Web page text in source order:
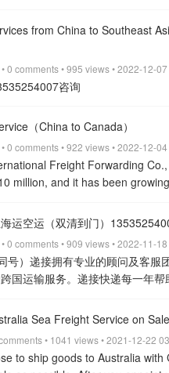
us for further information. you
choosing our services.
from China to Southeast
0 comments • 995 views • 2022-12-
咨询
（China to Canada）
0 comments • 922 views • 2022-12-
Freight Forwarding
million, and it has been
can add +86 13535254007
运空运（双清到门）
0 comments • 909 views • 2022-11-18
号）递接拥有专业的顾问及客
国运输服务。递接快递每一年
终呆在我们的手中！ 我们的个
箱再到你的长长的冲浪板。我们
，保证你的物品在全程托运中都
Sea Freight Service on Sale
• 1041 views • 2021-12-22
to ship goods to Australia